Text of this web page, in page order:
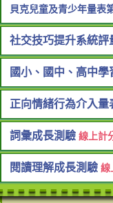
貝克兒童及青少年量表
社交技巧提升系統評
國小、國中、高中學
正向情緒行為介入量
詞彙成長測驗 線上計
閱讀理解成長測驗 線